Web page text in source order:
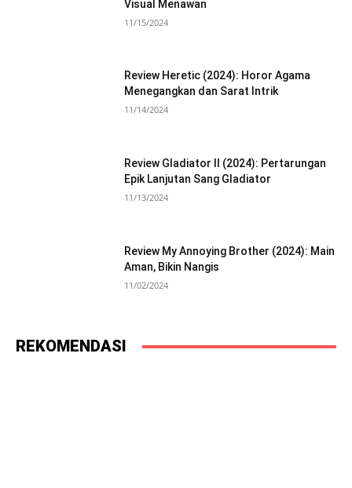
Visual Menawan
11/15/2024
Review Heretic (2024): Horor Agama
Menegangkan dan Sarat Intrik
11/14/2024
Review Gladiator II (2024): Pertarungan
Epik Lanjutan Sang Gladiator
11/13/2024
Review My Annoying Brother (2024): Main
Aman, Bikin Nangis
11/02/2024
REKOMENDASI